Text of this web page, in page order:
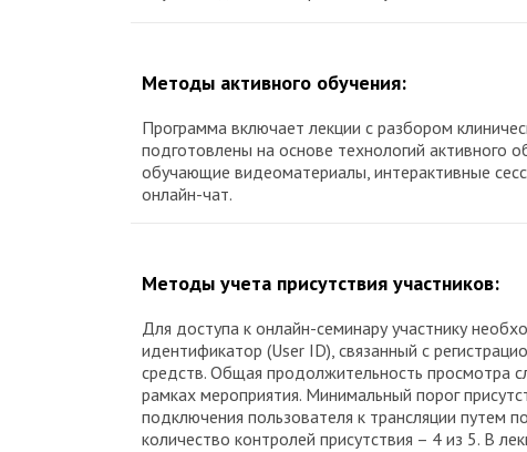
Методы активного обучения:
Программа включает лекции с разбором
подготовлены на основе технологий активного
обучающие видеоматериалы, интерактивные
онлайн-чат.
Методы учета присутствия участников:
Для доступа к онлайн-семинару участнику
идентификатор (User ID), связанный с
средств. Общая продолжительность просмотра
рамках мероприятия. Минимальный порог
подключения пользователя к трансляции путем
количество контролей присутствия – 4 из 5. В